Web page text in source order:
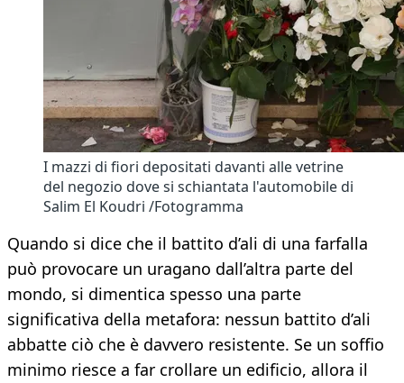
I mazzi di fiori depositati davanti alle vetrine
del negozio dove si schiantata l'automobile di
Salim El Koudri /Fotogramma
Quando si dice che il battito d’ali di una farfalla
può provocare un uragano dall’altra parte del
mondo, si dimentica spesso una parte
significativa della metafora: nessun battito d’ali
abbatte ciò che è davvero resistente. Se un soffio
minimo riesce a far crollare un edificio, allora il